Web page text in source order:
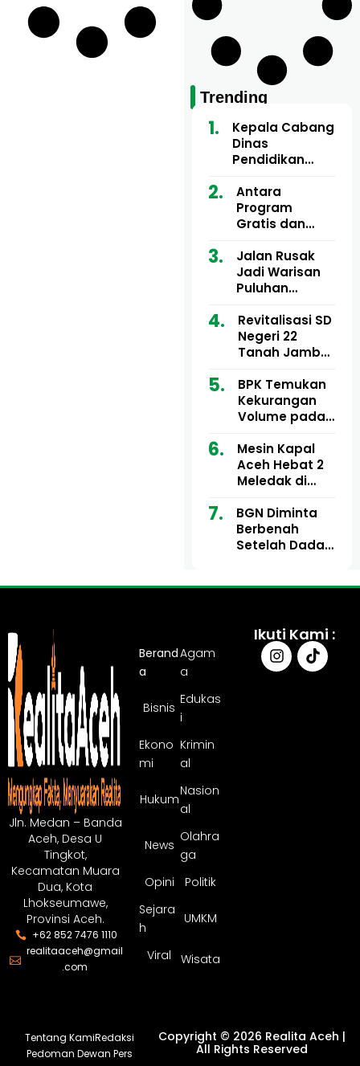
Trending
Kepala Cabang
Dinas
Pendidikan
Utara Buka
Pelatihan Deep
Learning serta
Artifisial bagi
Guru
Matematika
Antara
Program
Gratis dan
Motor Imum
Gampong, Uji
Nyali APH
Bermain di
Balik Rp250
Ribu
Jalan Rusak
Jadi Warisan
Puluhan
dan Tgk
Muharuddin
Kini Didesak
Revitalisasi SD
Negeri 22
Tanah Jambo
Miliar Tuai
Sorotan, Publik
Pertanyakan
Anggaran
BPK Temukan
Kekurangan
Volume pada
Aceh Utara
Tahun 2024,
Pengembalian
Sepenuhnya
Tuntas
Mesin Kapal
Aceh Hebat 2
Meledak di
Ulee Lheue, 14
Orang Derita
Luka Bakar
BGN Diminta
Berbenah
Setelah Dadan
Jln. Medan – Banda
Aceh, Desa U
Tingkot,
Kecamatan Muara
Dua, Kota
Lhokseumawe,
Provinsi Aceh.
+62 852 7476 1110
realitaaceh@gmail
.com
Berand
a
Agam
a
Bisnis
Edukas
i
Ekono
mi
Krimin
al
Hukum
Nasion
al
News
Olahra
ga
Opini
Politik
Sejara
h
UMKM
Viral Wisata
Ikuti Kami :
Tentang KamiRedaksi
Pedoman Dewan Pers
Copyright © 2026 Realita Aceh |
All Rights Reserved